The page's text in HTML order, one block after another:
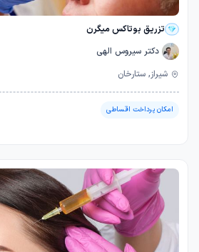
تزریق بوتاکس میگرن
دکتر سیروس الهی
شیراز, ستارخان
امکان پرداخت اقساطی